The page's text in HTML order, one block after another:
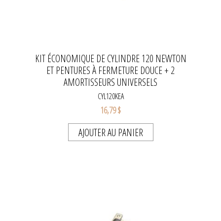
KIT ÉCONOMIQUE DE CYLINDRE 120 NEWTON
ET PENTURES À FERMETURE DOUCE + 2
AMORTISSEURS UNIVERSELS
CYL120KEA
16,79 $
AJOUTER AU PANIER